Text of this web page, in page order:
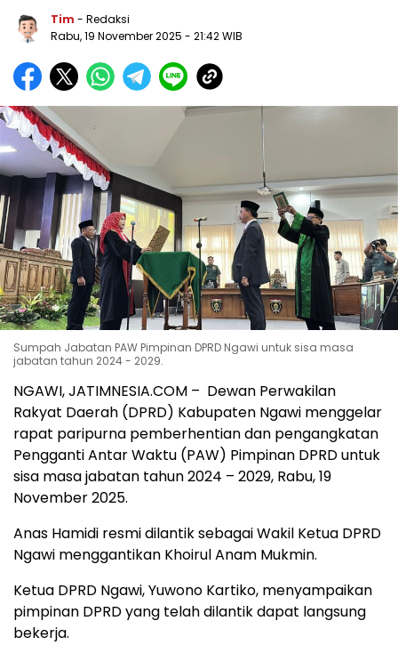
Tim - Redaksi
Rabu, 19 November 2025 - 21:42 WIB
Sumpah Jabatan PAW Pimpinan DPRD Ngawi untuk sisa masa
jabatan tahun 2024 - 2029.
NGAWI, JATIMNESIA.COM – Dewan Perwakilan
Rakyat Daerah (DPRD) Kabupaten Ngawi menggelar
rapat paripurna pemberhentian dan pengangkatan
Pengganti Antar Waktu (PAW) Pimpinan DPRD untuk
sisa masa jabatan tahun 2024 – 2029, Rabu, 19
November 2025.
Anas Hamidi resmi dilantik sebagai Wakil Ketua DPRD
Ngawi menggantikan Khoirul Anam Mukmin.
Ketua DPRD Ngawi, Yuwono Kartiko, menyampaikan
pimpinan DPRD yang telah dilantik dapat langsung
bekerja.